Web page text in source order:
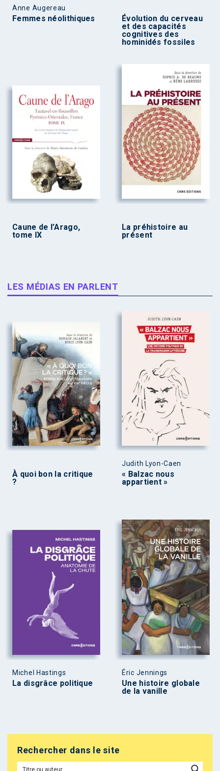
Anne Augereau
Femmes néolithiques
Évolution du cerveau
et des capacités
cognitives des
hominidés fossiles
Caune de l’Arago,
tome IX
La préhistoire au
présent
LES MÉDIAS EN PARLENT
À quoi bon la critique
?
Judith Lyon-Caen
« Balzac nous
appartient »
Michel Hastings
La disgrâce politique
Éric Jennings
Une histoire globale
de la vanille
Rechercher dans le site